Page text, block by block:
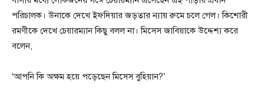
পরিচালক। উনাকে দেখে ইফদিয়ার জড়তার ন্যায় রুমে চলে গেল। কিশোরী
রমণীকে দেখে চেয়ারম্যান কিছু বলল না। মিসেস জাবিয়াকে উদ্দেশ্য করে
বলেন,
‘আপনি কি অক্ষম হয়ে পড়েছেন মিসেস বুহিয়ান?’